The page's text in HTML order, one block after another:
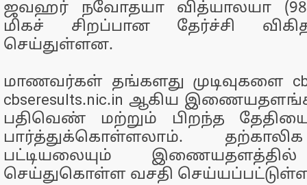
ஜவஹர் நவோதயா வித்யாலயா
மிகச் சிறப்பான தேர்ச்சி
செய்துள்ளன.
மாணவர்கள் தங்களது முடிவுகளை
cbseresults.nic.in ஆகிய
பதிவெண் மற்றும் பிறந்த தேதியைக்
பார்த்துக்கொள்ளலாம்.
பட்டியலையும் இணையதளத்தில்
செய்துகொள்ள வசதி